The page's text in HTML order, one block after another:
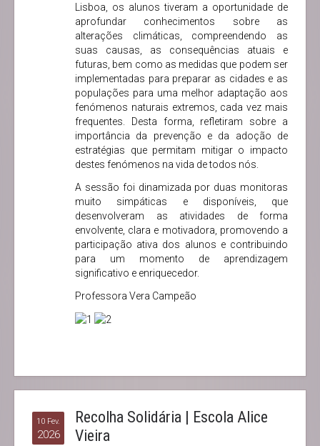
Lisboa, os alunos tiveram a oportunidade de
aprofundar conhecimentos sobre as
alterações climáticas, compreendendo as
suas causas, as consequências atuais e
futuras, bem como as medidas que podem ser
implementadas para preparar as cidades e as
populações para uma melhor adaptação aos
fenómenos naturais extremos, cada vez mais
frequentes. Desta forma, refletiram sobre a
importância da prevenção e da adoção de
estratégias que permitam mitigar o impacto
destes fenómenos na vida de todos nós.
A sessão foi dinamizada por duas monitoras
muito simpáticas e disponíveis, que
desenvolveram as atividades de forma
envolvente, clara e motivadora, promovendo a
participação ativa dos alunos e contribuindo
para um momento de aprendizagem
significativo e enriquecedor.
Professora Vera Campeão
10 Fev.
2026
Recolha Solidária | Escola Alice
Vieira